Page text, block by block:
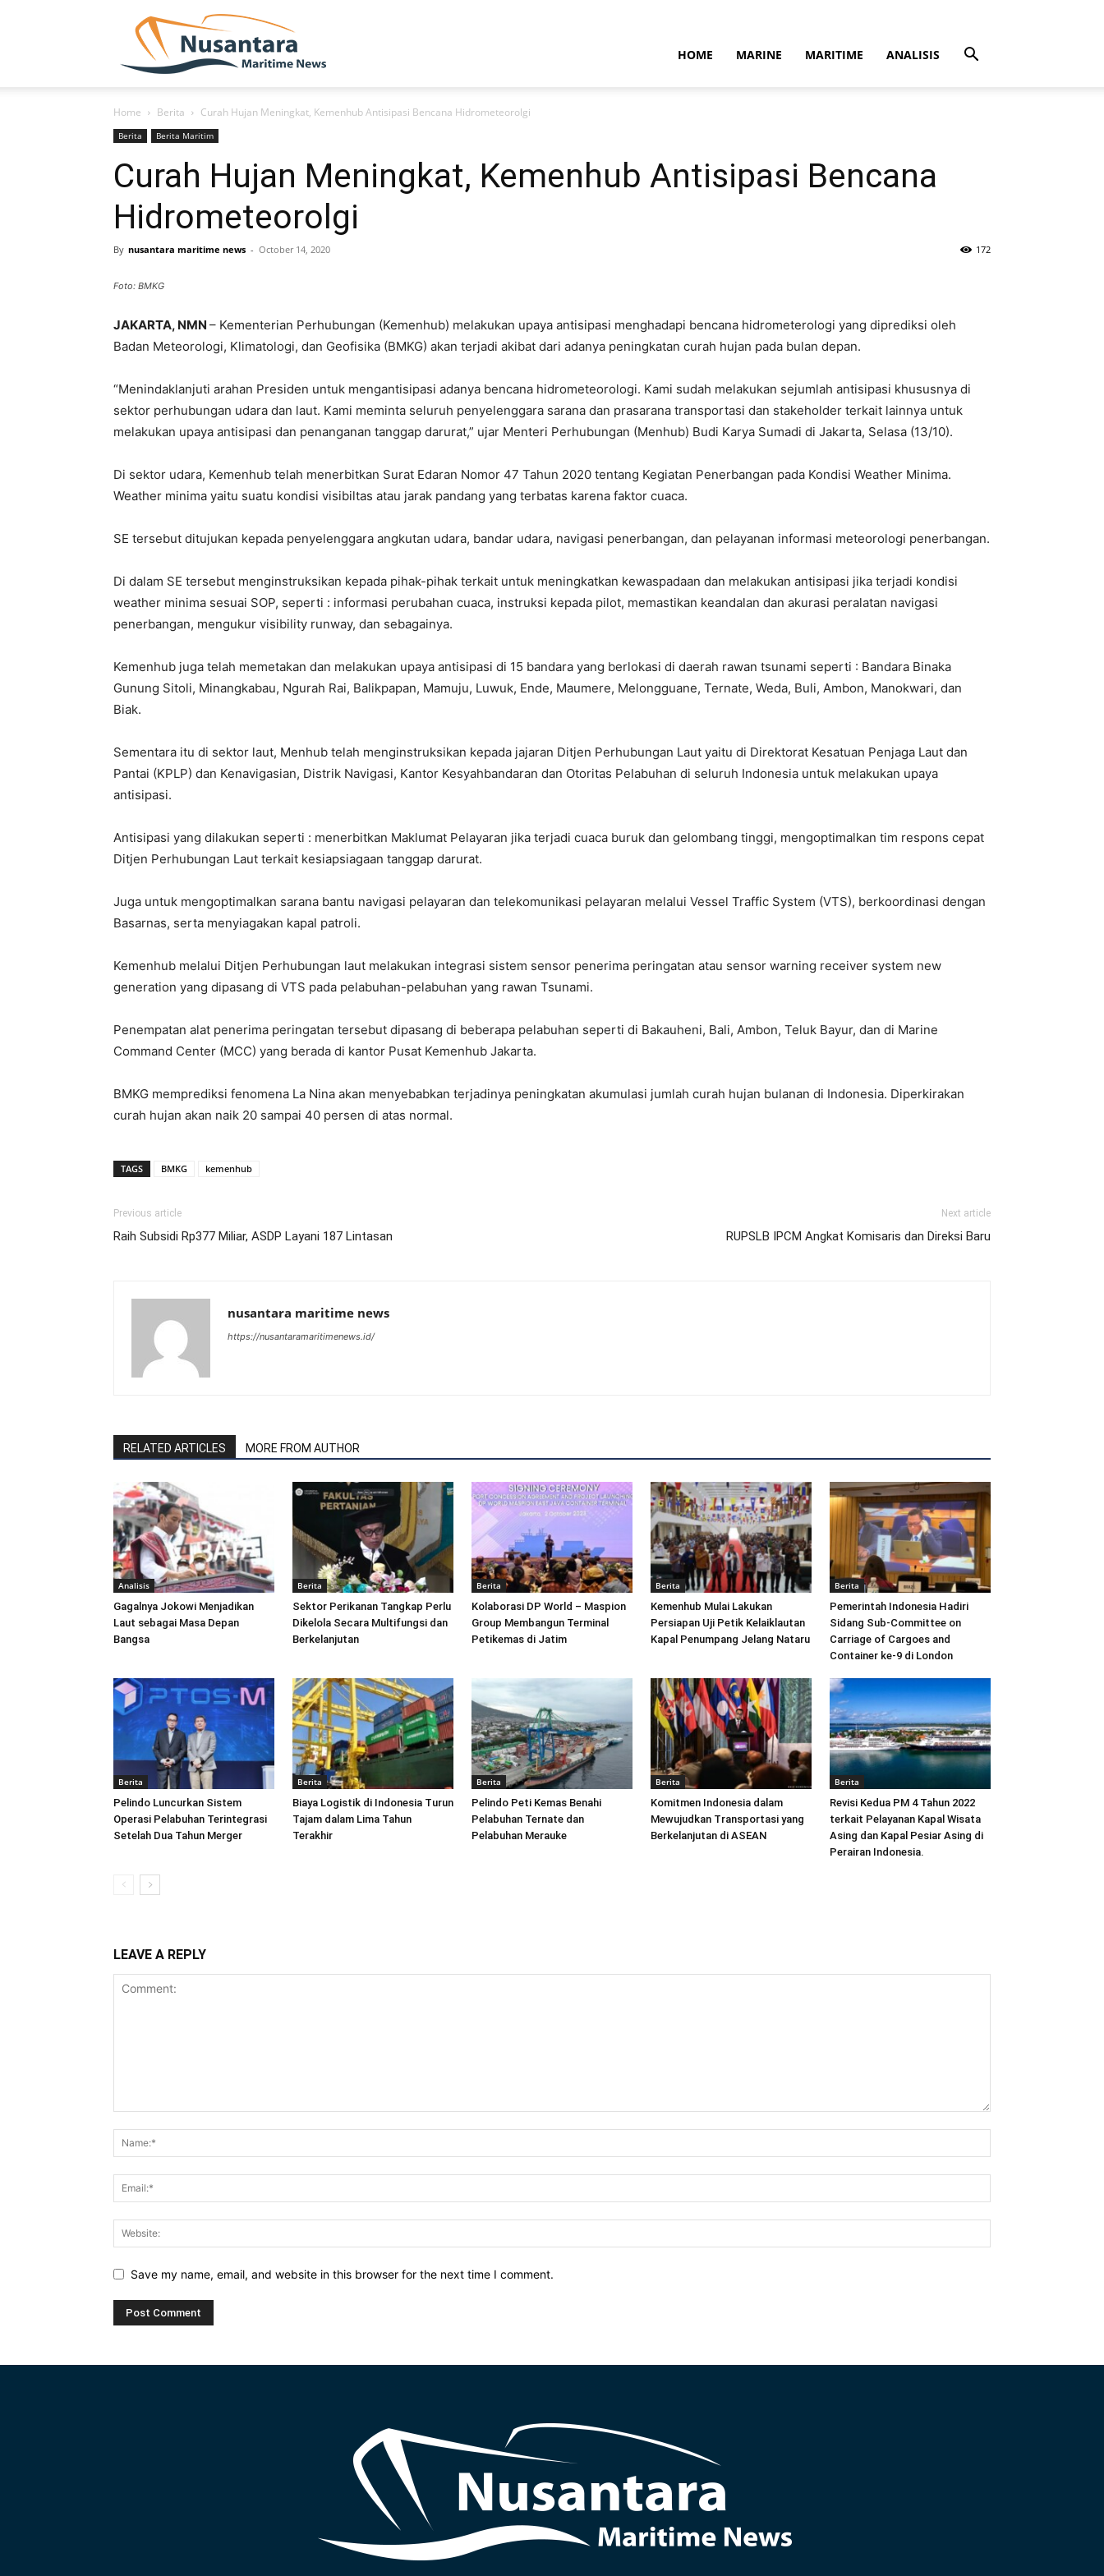
HOME MARINE MARITIME ANALISIS
Home Berita Curah Hujan Meningkat, Kemenhub Antisipasi Bencana Hidrometeorolgi
Berita Berita Maritim
Curah Hujan Meningkat, Kemenhub Antisipasi Bencana
Hidrometeorolgi
By nusantara maritime news - October 14, 2020 172
Foto: BMKG
JAKARTA, NMN – Kementerian Perhubungan (Kemenhub) melakukan upaya antisipasi menghadapi bencana hidrometerologi yang diprediksi oleh
Badan Meteorologi, Klimatologi, dan Geofisika (BMKG) akan terjadi akibat dari adanya peningkatan curah hujan pada bulan depan.
“Menindaklanjuti arahan Presiden untuk mengantisipasi adanya bencana hidrometeorologi. Kami sudah melakukan sejumlah antisipasi khususnya di
sektor perhubungan udara dan laut. Kami meminta seluruh penyelenggara sarana dan prasarana transportasi dan stakeholder terkait lainnya untuk
melakukan upaya antisipasi dan penanganan tanggap darurat,” ujar Menteri Perhubungan (Menhub) Budi Karya Sumadi di Jakarta, Selasa (13/10).
Di sektor udara, Kemenhub telah menerbitkan Surat Edaran Nomor 47 Tahun 2020 tentang Kegiatan Penerbangan pada Kondisi Weather Minima.
Weather minima yaitu suatu kondisi visibiltas atau jarak pandang yang terbatas karena faktor cuaca.
SE tersebut ditujukan kepada penyelenggara angkutan udara, bandar udara, navigasi penerbangan, dan pelayanan informasi meteorologi penerbangan.
Di dalam SE tersebut menginstruksikan kepada pihak-pihak terkait untuk meningkatkan kewaspadaan dan melakukan antisipasi jika terjadi kondisi
weather minima sesuai SOP, seperti : informasi perubahan cuaca, instruksi kepada pilot, memastikan keandalan dan akurasi peralatan navigasi
penerbangan, mengukur visibility runway, dan sebagainya.
Kemenhub juga telah memetakan dan melakukan upaya antisipasi di 15 bandara yang berlokasi di daerah rawan tsunami seperti : Bandara Binaka
Gunung Sitoli, Minangkabau, Ngurah Rai, Balikpapan, Mamuju, Luwuk, Ende, Maumere, Melongguane, Ternate, Weda, Buli, Ambon, Manokwari, dan
Biak.
Sementara itu di sektor laut, Menhub telah menginstruksikan kepada jajaran Ditjen Perhubungan Laut yaitu di Direktorat Kesatuan Penjaga Laut dan
Pantai (KPLP) dan Kenavigasian, Distrik Navigasi, Kantor Kesyahbandaran dan Otoritas Pelabuhan di seluruh Indonesia untuk melakukan upaya
antisipasi.
Antisipasi yang dilakukan seperti : menerbitkan Maklumat Pelayaran jika terjadi cuaca buruk dan gelombang tinggi, mengoptimalkan tim respons cepat
Ditjen Perhubungan Laut terkait kesiapsiagaan tanggap darurat.
Juga untuk mengoptimalkan sarana bantu navigasi pelayaran dan telekomunikasi pelayaran melalui Vessel Traffic System (VTS), berkoordinasi dengan
Basarnas, serta menyiagakan kapal patroli.
Kemenhub melalui Ditjen Perhubungan laut melakukan integrasi sistem sensor penerima peringatan atau sensor warning receiver system new
generation yang dipasang di VTS pada pelabuhan-pelabuhan yang rawan Tsunami.
Penempatan alat penerima peringatan tersebut dipasang di beberapa pelabuhan seperti di Bakauheni, Bali, Ambon, Teluk Bayur, dan di Marine
Command Center (MCC) yang berada di kantor Pusat Kemenhub Jakarta.
BMKG memprediksi fenomena La Nina akan menyebabkan terjadinya peningkatan akumulasi jumlah curah hujan bulanan di Indonesia. Diperkirakan
curah hujan akan naik 20 sampai 40 persen di atas normal.
TAGS BMKG kemenhub
Previous article
Raih Subsidi Rp377 Miliar, ASDP Layani 187 Lintasan
Next article
RUPSLB IPCM Angkat Komisaris dan Direksi Baru
nusantara maritime news
https://nusantaramaritimenews.id/
RELATED ARTICLES MORE FROM AUTHOR
Analisis
Gagalnya Jokowi Menjadikan
Laut sebagai Masa Depan
Bangsa
Berita
Sektor Perikanan Tangkap Perlu
Dikelola Secara Multifungsi dan
Berkelanjutan
Berita
Kolaborasi DP World – Maspion
Group Membangun Terminal
Petikemas di Jatim
Berita
Kemenhub Mulai Lakukan
Persiapan Uji Petik Kelaiklautan
Kapal Penumpang Jelang Nataru
Berita
Pemerintah Indonesia Hadiri
Sidang Sub-Committee on
Carriage of Cargoes and
Container ke-9 di London
Berita
Pelindo Luncurkan Sistem
Operasi Pelabuhan Terintegrasi
Setelah Dua Tahun Merger
Berita
Biaya Logistik di Indonesia Turun
Tajam dalam Lima Tahun
Terakhir
Berita
Pelindo Peti Kemas Benahi
Pelabuhan Ternate dan
Pelabuhan Merauke
Berita
Komitmen Indonesia dalam
Mewujudkan Transportasi yang
Berkelanjutan di ASEAN
Berita
Revisi Kedua PM 4 Tahun 2022
terkait Pelayanan Kapal Wisata
Asing dan Kapal Pesiar Asing di
Perairan Indonesia.
LEAVE A REPLY
Save my name, email, and website in this browser for the next time I comment.